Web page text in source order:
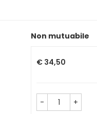
Non mutuabile
€ 34,50
- +